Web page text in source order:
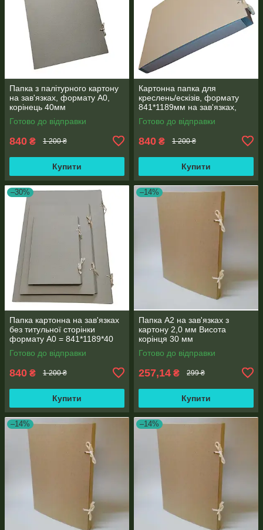
Папка з палітурного картону
на зав'язках, формату А0,
корінець 40мм
Готово до відправки
840 ₴ 1 200 ₴
Купити
Картонна папка для
креслень/ескізів, формату
841*1189мм на зав'язках,
корінець 40 мм
Готово до відправки
840 ₴ 1 200 ₴
Купити
–30%
Папка картонна на зав'язках
без титульної сторінки
формату А0 = 841*1189*40
мм
Готово до відправки
840 ₴ 1 200 ₴
Купити
–14%
Папка А2 на зав'язках з
картону 2,0 мм Висота
корінця 30 мм
Готово до відправки
257,14 ₴ 299 ₴
Купити
–14% –14%